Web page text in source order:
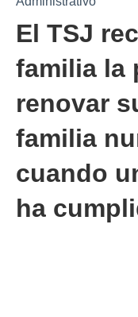
El TSJ
familia la
renovar
familia
cuando
ha